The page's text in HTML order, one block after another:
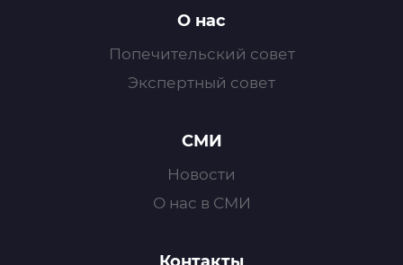
О нас
Попечительский совет
Экспертный совет
СМИ
Новости
О нас в СМИ